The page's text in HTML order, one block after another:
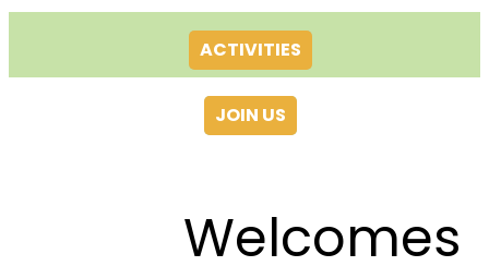
ACTIVITIES
JOIN US
Welcomes